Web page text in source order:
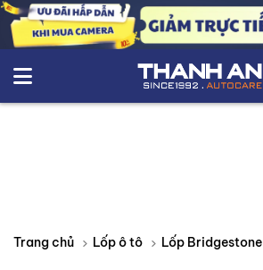
Trang chủ Lốp ô tô Lốp Bridgestone